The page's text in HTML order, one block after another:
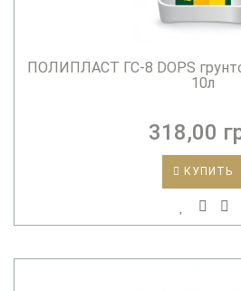
ПОЛИПЛАСТ ГС-8 DOPS
10л
318,00
КУПИТЬ